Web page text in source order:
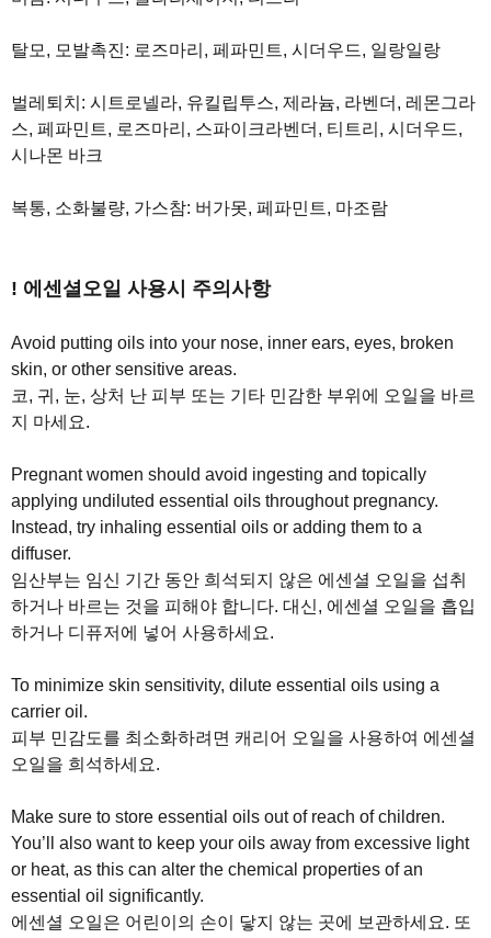
탈모, 모발촉진: 로즈마리, 페파민트, 시더우드, 일랑일랑
벌레퇴치: 시트로넬라, 유킬립투스, 제라늄, 라벤더, 레몬그라
스, 페파민트, 로즈마리, 스파이크라벤더, 티트리, 시더우드,
시나몬 바크
복통, 소화불량, 가스참: 버가못, 페파민트, 마조람
! 에센셜오일 사용시 주의사항
Avoid putting oils into your nose, inner ears, eyes, broken
skin, or other sensitive areas.
코, 귀, 눈, 상처 난 피부 또는 기타 민감한 부위에 오일을 바르
지 마세요.
Pregnant women should avoid ingesting and topically
applying undiluted essential oils throughout pregnancy.
Instead, try inhaling essential oils or adding them to a
diffuser.
임산부는 임신 기간 동안 희석되지 않은 에센셜 오일을 섭취
하거나 바르는 것을 피해야 합니다. 대신, 에센셜 오일을 흡입
하거나 디퓨저에 넣어 사용하세요.
To minimize skin sensitivity, dilute essential oils using a
carrier oil.
피부 민감도를 최소화하려면 캐리어 오일을 사용하여 에센셜
오일을 희석하세요.
Make sure to store essential oils out of reach of children.
You’ll also want to keep your oils away from excessive light
or heat, as this can alter the chemical properties of an
essential oil significantly.
에센셜 오일은 어린이의 손이 닿지 않는 곳에 보관하세요. 또